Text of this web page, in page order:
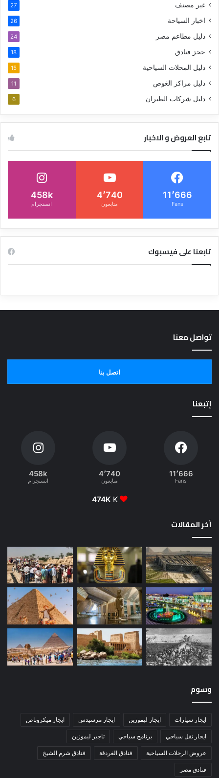
غير مصنف 27
اخبار السياحة 26
دليل مطاعم مصر 24
حجز فنادق 18
دليل المحلات السياحية 15
دليل مراكز الغوص 11
دليل شركات الطيران 6
تابع العروض و الاخبار
11٬666
Fans
4٬740
متابعون
458k
انستجرام
تابعنا على فيسبوك
تواصل معنا
اتصل بنا
إتبعنا
11٬666
Fans
4٬740
متابعون
458k
انستجرام
474K K
أخر المقالات
وسوم
ايجار سيارات ايجار ليموزين ايجار مرسيدس ايجار ميكروباص
ايجار نقل سياحي برنامج سياحي تاجير ليموزين
عروض الرحلات السياحية فنادق الغردقة فنادق شرم الشيخ
فنادق مصر